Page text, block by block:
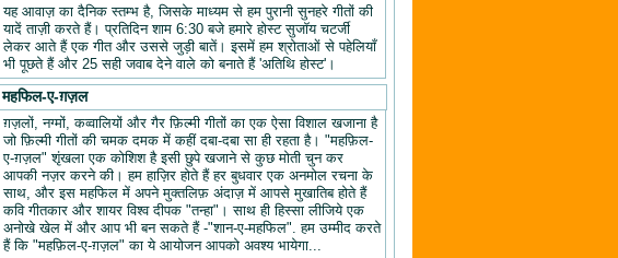
यह आवाज़ का दैनिक स्तम्भ है, जिसके माध्यम से हम पुरानी सुनहरे गीतों की
यादें ताज़ी करते हैं। प्रतिदिन शाम 6:30 बजे हमारे होस्ट सुजॉय चटर्जी
लेकर आते हैं एक गीत और उससे जुड़ी बातें। इसमें हम श्रोताओं से पहेलियाँ
भी पूछते हैं और 25 सही जवाब देने वाले को बनाते हैं 'अतिथि होस्ट'।
महफिल-ए-ग़ज़ल
ग़ज़लों, नग्मों, कव्वालियों और गैर फ़िल्मी गीतों का एक ऐसा विशाल खजाना है
जो फ़िल्मी गीतों की चमक दमक में कहीं दबा-दबा सा ही रहता है। "महफ़िल-
ए-ग़ज़ल" शृंखला एक कोशिश है इसी छुपे खजाने से कुछ मोती चुन कर
आपकी नज़र करने की। हम हाज़िर होते हैं हर बुधवार एक अनमोल रचना के
साथ, और इस महफिल में अपने मुक्तलिफ़ अंदाज़ में आपसे मुखातिब होते हैं
कवि गीतकार और शायर विश्व दीपक "तन्हा"। साथ ही हिस्सा लीजिये एक
अनोखे खेल में और आप भी बन सकते हैं -"शान-ए-महफिल". हम उम्मीद करते
हैं कि "महफ़िल-ए-ग़ज़ल" का ये आयोजन आपको अवश्य भायेगा...